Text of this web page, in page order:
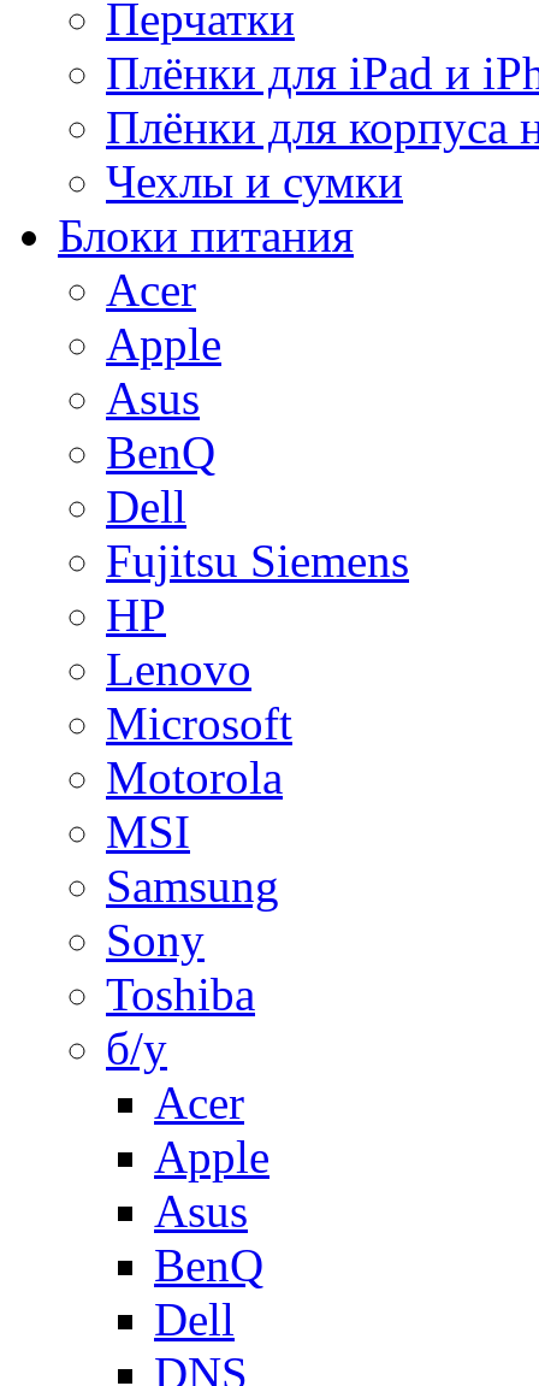
Перчатки
Плёнки для iPad и
Плёнки для корпуса
Чехлы и сумки
Блоки питания
Acer
Apple
Asus
BenQ
Dell
Fujitsu Siemens
HP
Lenovo
Microsoft
Motorola
MSI
Samsung
Sony
Toshiba
б/у
Acer
Apple
Asus
BenQ
Dell
DNS